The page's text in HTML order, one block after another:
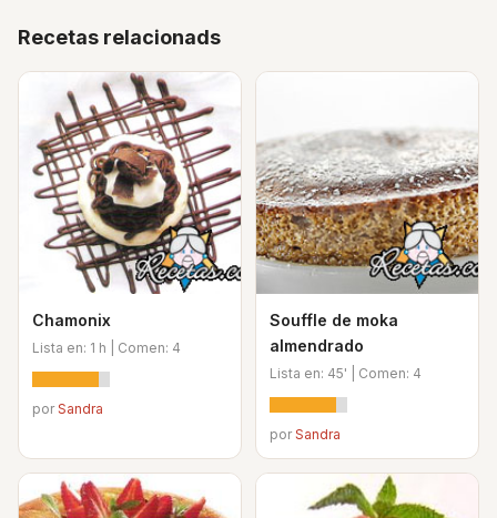
Recetas relacionads
Chamonix
Lista en: 1 h | Comen: 4
porSandra
Souffle de moka
almendrado
Lista en: 45' | Comen: 4
porSandra